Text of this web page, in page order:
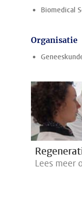
Biomedical
Organisatie
Lees meer